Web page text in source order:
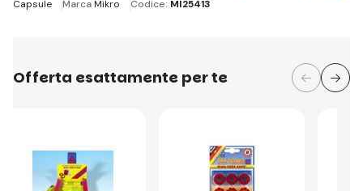
Capsule
MarcaMikro Codice: MI25413
Offerta esattamente per te